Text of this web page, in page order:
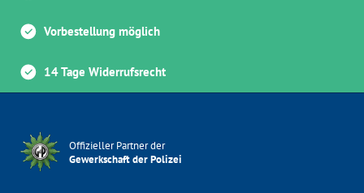
Vorbestellung möglich
14 Tage Widerrufsrecht
Offizieller Partner der
Gewerkschaft der Polizei